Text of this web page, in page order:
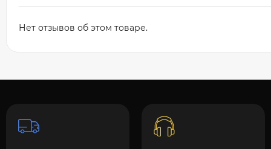
Нет отзывов об этом товаре.